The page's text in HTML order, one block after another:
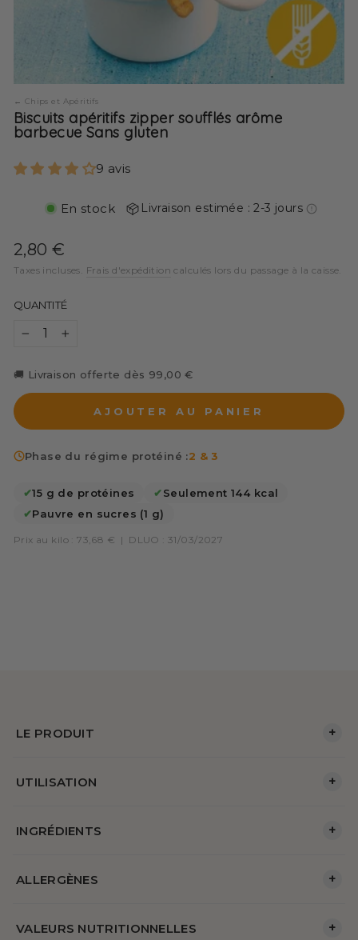
Chips et Apéritifs
Biscuits apéritifs zipper soufflés arôme
barbecue Sans gluten
9 avis
En stock Livraison estimée : 2-3 jours
Prix
régulier
2,80 €
Taxes incluses. Frais d'expédition calculés lors du passage à la caisse.
QUANTITÉ
🚚 Livraison offerte dès 99,00 €
AJOUTER AU PANIER
Phase du régime protéiné :2 & 3
✔15 g de protéines ✔Seulement 144 kcal
✔Pauvre en sucres (1 g)
Prix au kilo : 73,68 € | DLUO : 31/03/2027
LE PRODUIT +
UTILISATION +
INGRÉDIENTS +
ALLERGÈNES +
VALEURS NUTRITIONNELLES +